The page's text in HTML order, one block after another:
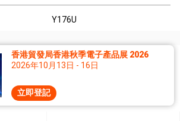
Y176U
香港貿發局香港秋季電子產品展 2026
2026年10月13日 - 16日
立即登記